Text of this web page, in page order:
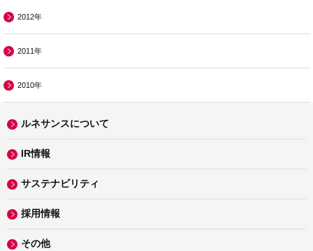
2012年
2011年
2010年
ルネサンスについて
IR情報
サステナビリティ
採用情報
その他